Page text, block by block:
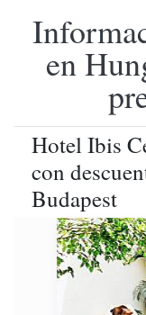
en
Hotel Ibis
con
Budapest